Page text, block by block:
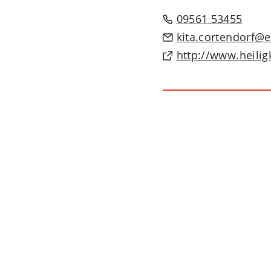
09561 53455
kita.cortendorf
http://
(Öffnet
einem